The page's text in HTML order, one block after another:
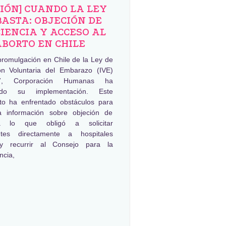
CUANDO LA LEY
OBJECIÓN DE
Y ACCESO AL
EN CHILE
en Chile de la Ley de
Voluntaria del Embarazo (IVE)
Corporación Humanas ha
su implementación. Este
ha enfrentado obstáculos para
información sobre objeción de
lo que obligó a solicitar
directamente a hospitales
recurrir al Consejo para la